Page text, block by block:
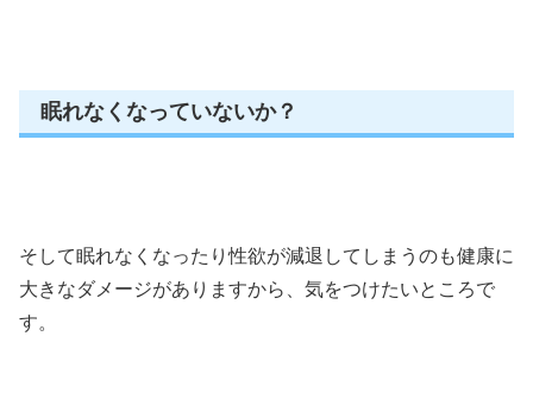
眠れなくなっていないか？
そして眠れなくなったり性欲が減退してしまうのも健康に
大きなダメージがありますから、気をつけたいところで
す。